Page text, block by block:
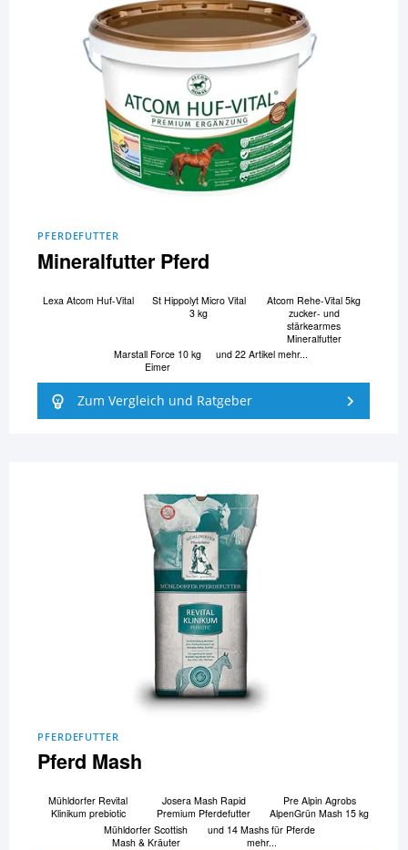
PFERDEFUTTER
Mineralfutter Pferd
Lexa Atcom Huf-Vital
St Hippolyt Micro Vital
3 kg
Atcom Rehe-Vital 5kg
zucker- und
stärkearmes
Mineralfutter
Marstall Force 10 kg
Eimer
und 22 Artikel mehr...
Zum Vergleich und Ratgeber
PFERDEFUTTER
Pferd Mash
Mühldorfer Revital
Klinikum prebiotic
Josera Mash Rapid
Premium Pferdefutter
Pre Alpin Agrobs
AlpenGrün Mash 15 kg
Mühldorfer Scottish
Mash & Kräuter
und 14 Mashs für Pferde
mehr...